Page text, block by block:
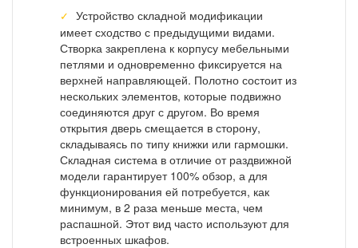
Устройство складной модификации
имеет сходство с предыдущими видами.
Створка закреплена к корпусу мебельными
петлями и одновременно фиксируется на
верхней направляющей. Полотно состоит из
нескольких элементов, которые подвижно
соединяются друг с другом. Во время
открытия дверь смещается в сторону,
складываясь по типу книжки или гармошки.
Складная система в отличие от раздвижной
модели гарантирует 100% обзор, а для
функционирования ей потребуется, как
минимум, в 2 раза меньше места, чем
распашной. Этот вид часто используют для
встроенных шкафов.